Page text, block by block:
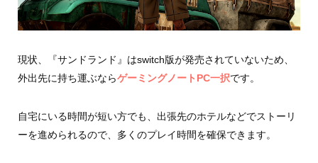
現状、『サンドランド』はswitch版が発売されていないため、
外出先に持ち運ぶならゲーミングノートPC一択です。
自宅にいる時間が短い方でも、出張先のホテルなどでストーリ
ーを進められるので、多くのプレイ時間を確保できます。